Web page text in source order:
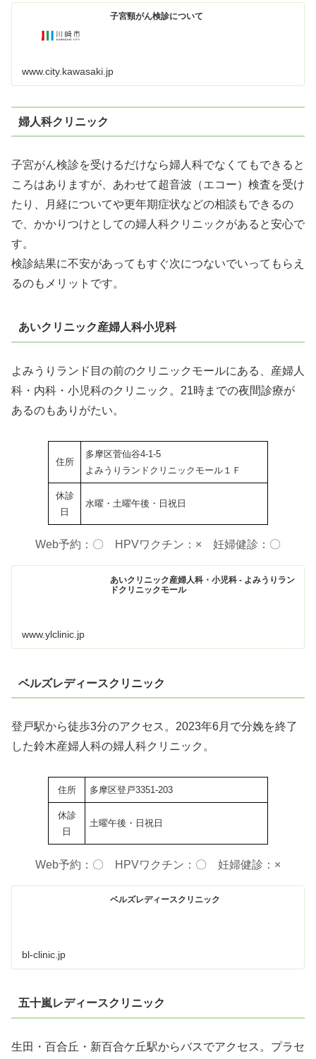
子宮頸がん検診について
www.city.kawasaki.jp
婦人科クリニック
子宮がん検診を受けるだけなら婦人科でなくてもできると
ころはありますが、あわせて超音波（エコー）検査を受け
たり、月経についてや更年期症状などの相談もできるの
で、かかりつけとしての婦人科クリニックがあると安心で
す。
検診結果に不安があってもすぐ次につないでいってもらえ
るのもメリットです。
あいクリニック産婦人科小児科
よみうりランド目の前のクリニックモールにある、産婦人
科・内科・小児科のクリニック。21時までの夜間診療が
あるのもありがたい。
住所
多摩区菅仙谷4-1-5
よみうりランドクリニックモール１Ｆ
休診
日
水曜・土曜午後・日祝日
Web予約：〇 HPVワクチン：× 妊婦健診：〇
あいクリニック産婦人科・小児科 - よみうりラン
ドクリニックモール
www.ylclinic.jp
ベルズレディースクリニック
登戸駅から徒歩3分のアクセス。2023年6月で分娩を終了
した鈴木産婦人科の婦人科クリニック。
住所 多摩区登戸3351-203
休診
日
土曜午後・日祝日
Web予約：〇 HPVワクチン：〇 妊婦健診：×
ベルズレディースクリニック
bl-clinic.jp
五十嵐レディースクリニック
生田・百合丘・新百合ケ丘駅からバスでアクセス。プラセ